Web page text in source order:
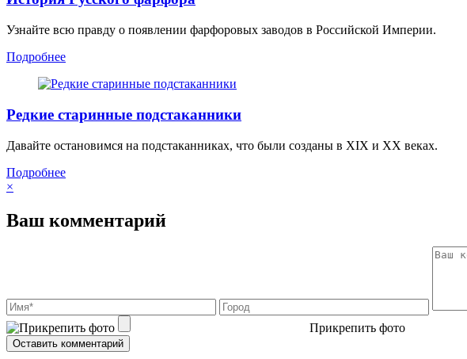
Узнайте всю правду о появлении фарфоровых заводов в Российской Империи.
Подробнее
Редкие старинные подстаканники
Давайте остановимся на подстаканниках, что были созданы в XIX и XX веках.
Подробнее
×
Ваш комментарий
Прикрепить фото